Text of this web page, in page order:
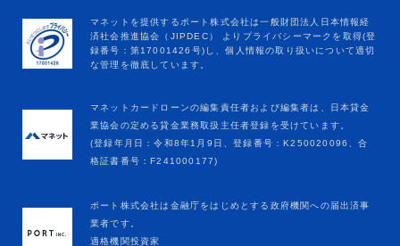
マネットカードローンの編集責任者および編集者は、日本貸金
業協会の定める貸金業務取扱主任者登録を受けています。
(登録年月日：令和8年1月9日、登録番号：K250020096、合
格証書番号：F241000177)
ポート株式会社は金融庁をはじめとする政府機関への届出済事
業者です。
適格機関投資家